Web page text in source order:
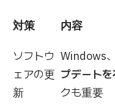
対策 内容
ソフトウ
ェアの更
新
Windows
プデート
クも重要